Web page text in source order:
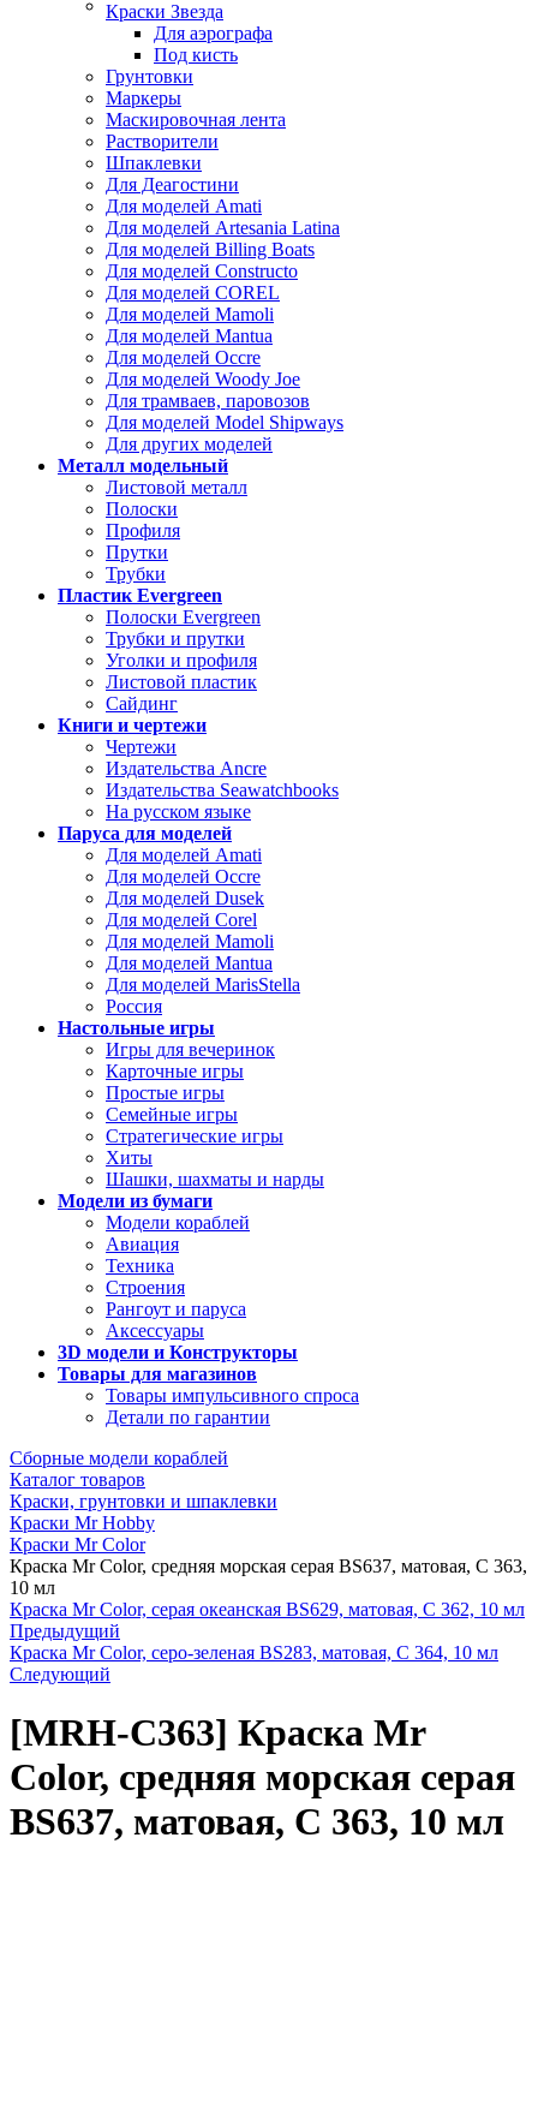
Краски Звезда
Для аэрографа
Под кисть
Грунтовки
Маркеры
Маскировочная лента
Растворители
Шпаклевки
Для Деагостини
Для моделей Amati
Для моделей Artesania Latina
Для моделей Billing Boats
Для моделей Constructo
Для моделей COREL
Для моделей Mamoli
Для моделей Mantua
Для моделей Occre
Для моделей Woody Joe
Для трамваев, паровозов
Для моделей Model Shipways
Для других моделей
Металл модельный
Листовой металл
Полоски
Профиля
Прутки
Трубки
Пластик Evergreen
Полоски Evergreen
Трубки и прутки
Уголки и профиля
Листовой пластик
Сайдинг
Книги и чертежи
Чертежи
Издательства Ancre
Издательства Seawatchbooks
На русском языке
Паруса для моделей
Для моделей Amati
Для моделей Occre
Для моделей Dusek
Для моделей Corel
Для моделей Mamoli
Для моделей Mantua
Для моделей MarisStella
Россия
Настольные игры
Игры для вечеринок
Карточные игры
Простые игры
Семейные игры
Стратегические игры
Хиты
Шашки, шахматы и нарды
Модели из бумаги
Модели кораблей
Авиация
Техника
Строения
Рангоут и паруса
Аксессуары
3D модели и Конструкторы
Товары для магазинов
Товары импульсивного спроса
Детали по гарантии
Сборные модели кораблей
Каталог товаров
Краски, грунтовки и шпаклевки
Краски Mr Hobby
Краски Mr Color
Краска Mr Color, средняя морская серая BS637, матовая, C 363,
10 мл
Краска Mr Color, серая океанская BS629, матовая, C 362, 10 мл
Предыдущий
Краска Mr Color, серо-зеленая BS283, матовая, C 364, 10 мл
Следующий
[MRH-C363] Краска Mr
Color, средняя морская серая
BS637, матовая, C 363, 10 мл